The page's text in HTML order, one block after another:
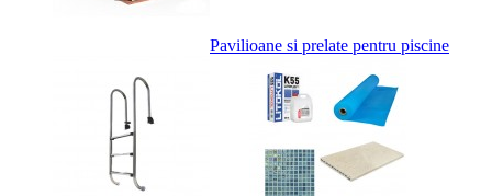
Pavilioane si prelate pentru piscine